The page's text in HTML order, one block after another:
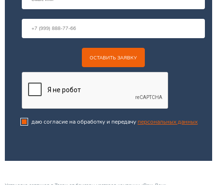
ОСТАВИТЬ ЗАЯВКУ
даю согласие на обработку и передачуперсональных данных